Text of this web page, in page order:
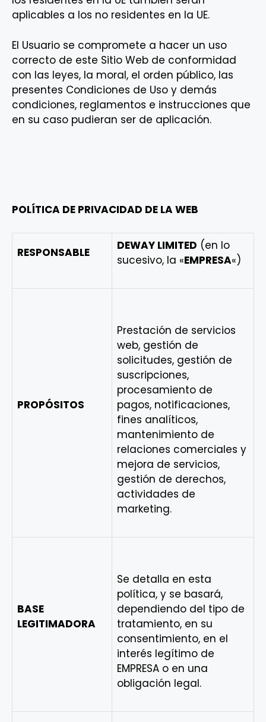
aplicables a los no residentes en la UE.
El Usuario se compromete a hacer un uso
correcto de este Sitio Web de conformidad
con las leyes, la moral, el orden público, las
presentes Condiciones de Uso y demás
condiciones, reglamentos e instrucciones que
en su caso pudieran ser de aplicación.
POLÍTICA DE PRIVACIDAD DE LA WEB
RESPONSABLE DEWAY LIMITED (en lo
sucesivo, la «EMPRESA«)
PROPÓSITOS
Prestación de servicios
web, gestión de
solicitudes, gestión de
suscripciones,
procesamiento de
pagos, notificaciones,
fines analíticos,
mantenimiento de
relaciones comerciales y
mejora de servicios,
gestión de derechos,
actividades de
marketing.
BASE
LEGITIMADORA
Se detalla en esta
política, y se basará,
dependiendo del tipo de
tratamiento, en su
consentimiento, en el
interés legítimo de
EMPRESA o en una
obligación legal.